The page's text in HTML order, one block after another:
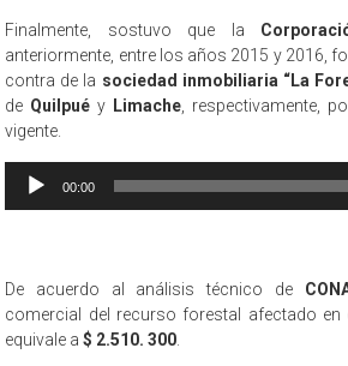
Finalmente, sostuvo que la
anteriormente, entre los años 2015 y 2016,
contra de la sociedad inmobiliaria “La
de Quilpué y Limache , respectivamente,
vigente.
Reproductor
00:00
De acuerdo al análisis técnico de
comercial del recurso forestal afectado en
equivale a$ 2.510. 300